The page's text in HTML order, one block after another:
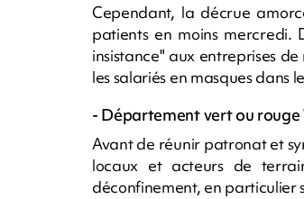
Cependant, la décrue
patients en moins mercredi.
insistance" aux entreprises
les salariés en masques dans
- Département vert ou rouge
Avant de réunir patronat et
locaux et acteurs de
déconfinement, en particulier